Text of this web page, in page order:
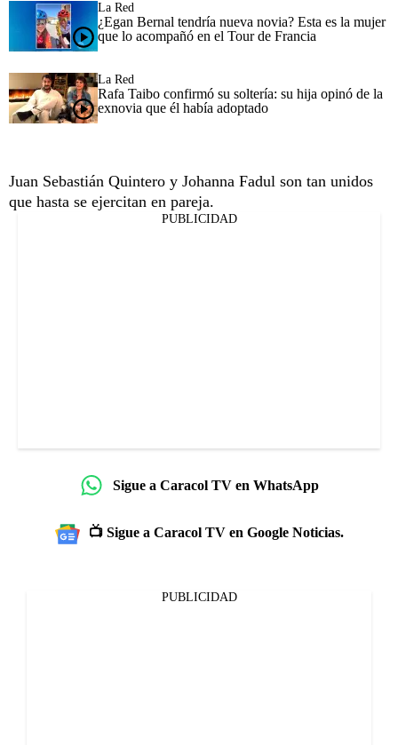
La Red
¿Egan Bernal tendría nueva novia? Esta es la mujer
que lo acompañó en el Tour de Francia
La Red
Rafa Taibo confirmó su soltería: su hija opinó de la
exnovia que él había adoptado
Juan Sebastián Quintero y Johanna Fadul son tan unidos
que hasta se ejercitan en pareja.
PUBLICIDAD
Sigue a Caracol TV en WhatsApp
📺 Sigue a Caracol TV en Google Noticias.
PUBLICIDAD